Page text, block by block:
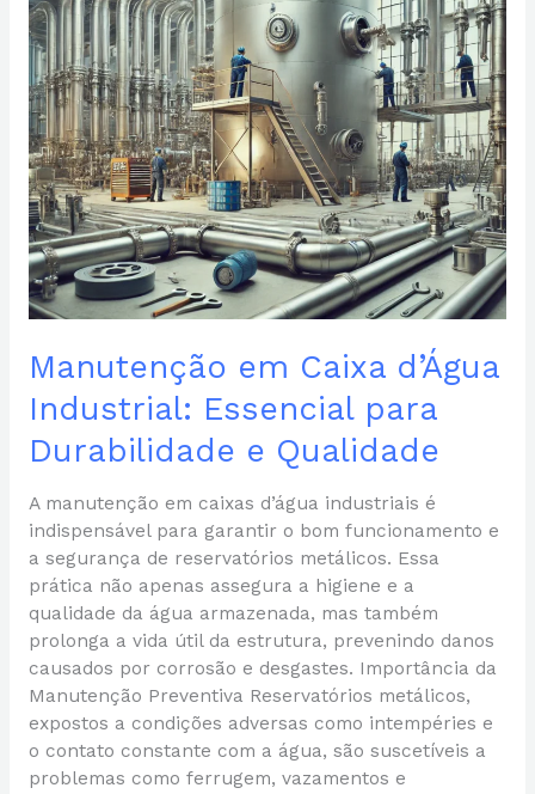
Manutenção em Caixa d’Água
Industrial: Essencial para
Durabilidade e Qualidade
A manutenção em caixas d’água industriais é
indispensável para garantir o bom funcionamento e
a segurança de reservatórios metálicos. Essa
prática não apenas assegura a higiene e a
qualidade da água armazenada, mas também
prolonga a vida útil da estrutura, prevenindo danos
causados por corrosão e desgastes. Importância da
Manutenção Preventiva Reservatórios metálicos,
expostos a condições adversas como intempéries e
o contato constante com a água, são suscetíveis a
problemas como ferrugem, vazamentos e
para
Durabilidade
e
Qualidade